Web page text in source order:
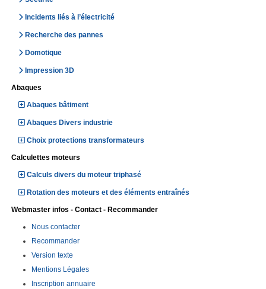
Incidents liés à l’électricité
Recherche des pannes
Domotique
Impression 3D
Abaques
Abaques bâtiment
Abaques Divers industrie
Choix protections transformateurs
Calculettes moteurs
Calculs divers du moteur triphasé
Rotation des moteurs et des éléments entraînés
Webmaster infos - Contact - Recommander
Nous contacter
Recommander
Version texte
Mentions Légales
Inscription annuaire